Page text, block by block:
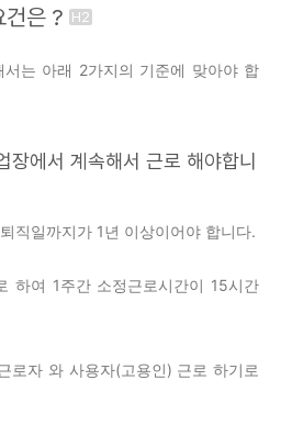
건은 ?
는 아래 2가지의 기준에 맞아야 합
장에서 계속해서 근로 해야합니
직일까지가 1년 이상이어야 합니다.
하여 1주간 소정근로시간이 15시간
로자 와 사용자(고용인) 근로 하기로